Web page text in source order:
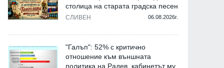
възстановяване и устойчивост
за елиминирането на
в сянка" на РФ от
столица на старата градска песен
СЛИВЕН 06.08.2026г.
"Галъп": 52% с критично
отношение към външната
политика на Радев, кабинетът му